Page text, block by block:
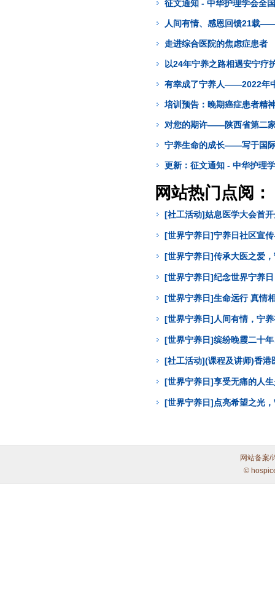
征文通知 - 中华护理学会全
人间有情、感恩回馈21载
走进综合医院的焦虑症患者
以24年宁养之路相遇安宁疗
有幸成了宁养人——2022年
培训预告：晚期癌症患者精
对您的期许——陕西省第二
宁养生命的成长——写于国
更新：征文通知 - 中华护理
网站热门点阅：
[社工活动]姑息医学大会首
[世界宁养日]宁养日社区宣
[世界宁养日]传承大医之爱
[世界宁养日]纪念世界宁养
[世界宁养日]生命远行 真情
[世界宁养日]人间有情，宁
[世界宁养日]缤纷晚霞二十
[社工活动](课程及讲师)香
[世界宁养日]享受无痛的人
[世界宁养日]点亮希望之光
网站备案/
©